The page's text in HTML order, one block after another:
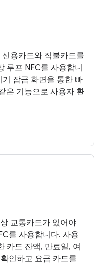
용카드와 직불카드를
루프 NFC를 사용합니
잠금 화면을 통한 빠
은 기능으로 사용자 환
교통카드가 있어야
를 사용합니다. 사용
카드 잔액, 만료일, 여
인하고 요금 카드를